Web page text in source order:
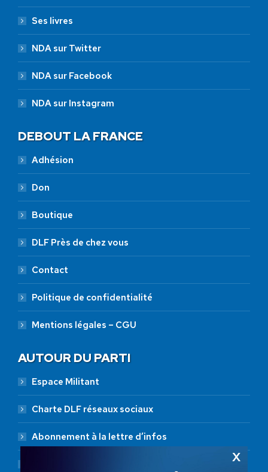
Ses livres
NDA sur Twitter
NDA sur Facebook
NDA sur Instagram
DEBOUT LA FRANCE
Adhésion
Don
Boutique
DLF Près de chez vous
Contact
Politique de confidentialité
Mentions légales – CGU
AUTOUR DU PARTI
Espace Militant
Charte DLF réseaux sociaux
Abonnement à la lettre d’infos